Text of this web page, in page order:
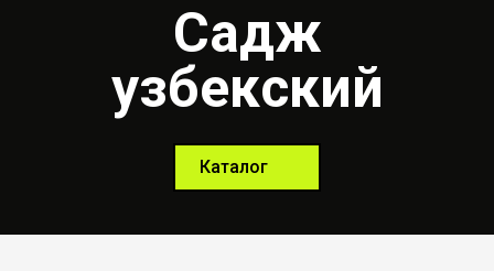
Садж
узбекский
Каталог